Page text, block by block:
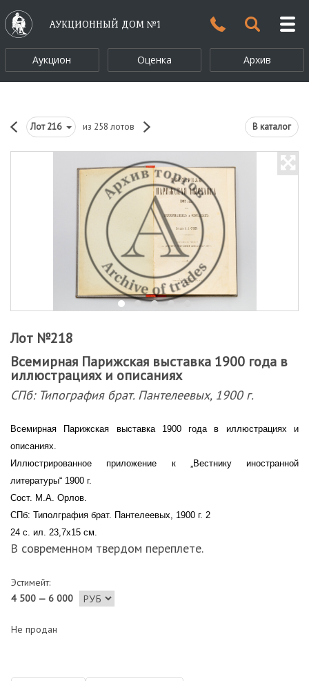
АУКЦИОННЫЙ ДОМ №1
Аукцион Оценка Архив
Лот216 из 258 лотов В каталог
Лот №218
Всемирная Парижская выставка 1900 года в
иллюстрациях и описаниях
СПб: Типография брат. Пантелеевых, 1900 г.
Всемирная Парижская выставка 1900 года в иллюстрациях и
описаниях.
Иллюстрированное приложение к „Вестнику иностранной
литературы“ 1900 г.
Сост. М.А. Орлов.
СПб: Типолграфия брат. Пантелеевых, 1900 г. 2
24 с. ил. 23,7х15 см.
В современном твердом переплете.
Эстимейт:
4 500 — 6 000
Не продан